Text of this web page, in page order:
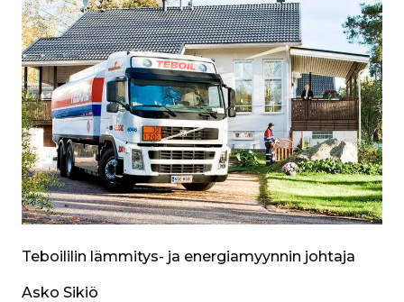
Teboililin lämmitys- ja energiamyynnin johtaja
Asko Sikiö